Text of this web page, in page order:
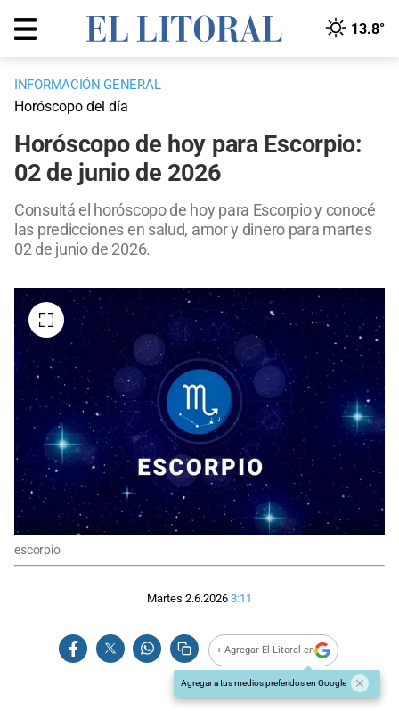
13.8°
INFORMACIÓN GENERAL
Horóscopo del día
Horóscopo de hoy para Escorpio:
02 de junio de 2026
Consultá el horóscopo de hoy para Escorpio y conocé
las predicciones en salud, amor y dinero para martes
02 de junio de 2026.
escorpio
Martes 2.6.2026 3:11
+ Agregar El Litoral en
Agregar a tus medios preferidos en Google